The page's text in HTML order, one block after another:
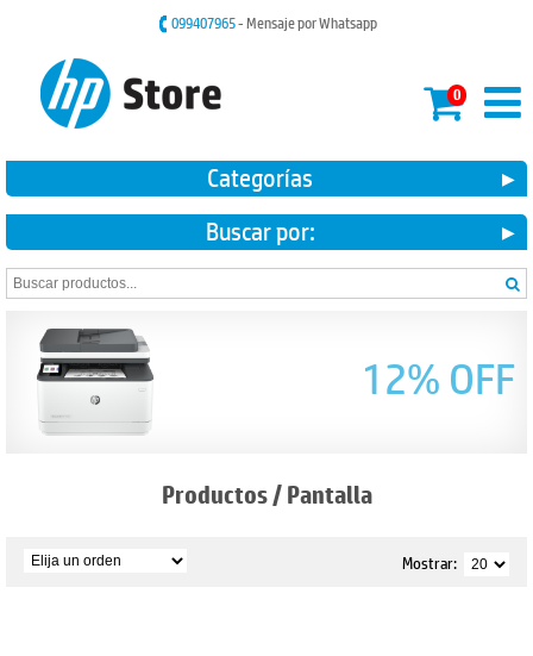
099407965- Mensaje por Whatsapp
0
Categorías
Buscar por:
12% OFF
Productos/Pantalla
Mostrar: